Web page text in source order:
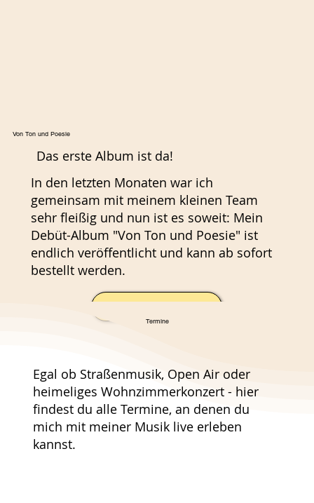
Von Ton und Poesie
Das erste Album ist da!
In den letzten Monaten war ich
gemeinsam mit meinem kleinen Team
sehr fleißig und nun ist es soweit: Mein
Debüt-Album "Von Ton und Poesie" ist
endlich veröffentlicht und kann ab sofort
bestellt werden.
Termine
Egal ob Straßenmusik, Open Air oder
heimeliges Wohnzimmerkonzert - hier
findest du alle Termine, an denen du
mich mit meiner Musik live erleben
kannst.